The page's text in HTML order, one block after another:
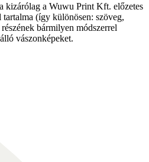
kizárólag a Wuwu Print Kft. előzetes
tartalma (így különösen: szöveg,
bármilyen módszerrel
vászonképeket.